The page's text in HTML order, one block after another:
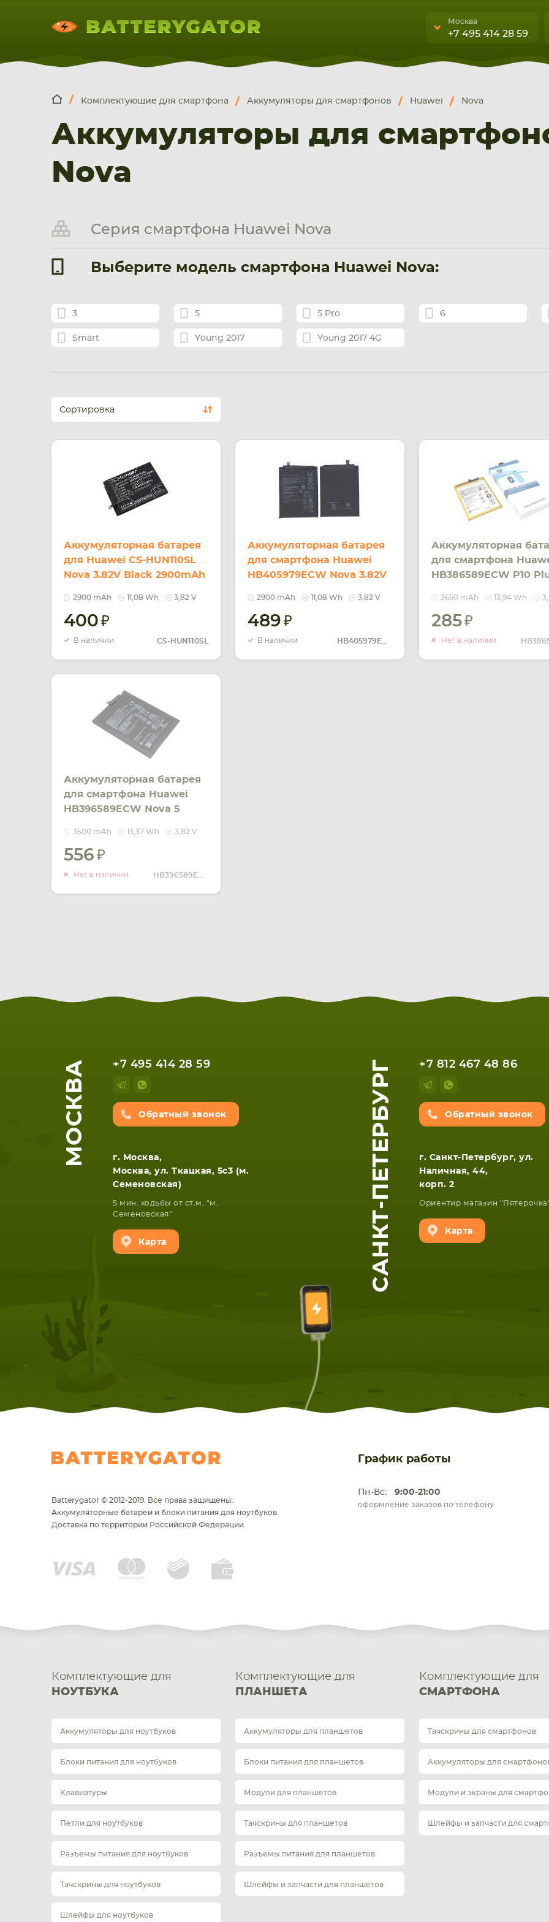
Москва
+7 495 414 28 59
5 мин. ходьбы от ст.м.
“Семеновская”
НОУТБУКА
ПЛАНШЕТА
СМАРТФОНА
СМАРТФОНА
Комплектующие для смартфона Аккумуляторы для смартфонов Huawei Nova
Аккумуляторы для
Nova
Серия смартфона Huawei Nova
Выберите модель смартфона Huawei Nova:
3 5 5 Pro 6
Smart Young 2017 Young 2017 4G
Сортировка
Аккумуляторная батарея
для Huawei CS-HUN110SL
Nova 3.82V Black 2900mAh
2900 mAh 11,08 Wh 3,82 V
400
В наличии CS-HUN110SL
Аккумуляторная батарея
для смартфона Huawei
HB405979ECW Nova 3.82V
2900 mAh 11,08 Wh 3,82 V
489
В наличии
Аккумуляторная
для смартфона
HB386589ECW P10
3650 mAh 13,94 Wh
285
Нет в наличии
О
Аккумуляторная батарея
для смартфона Huawei
HB396589ECW Nova 5
3500 mAh 13,37 Wh 3,82 V
556
Нет в наличии
О НАЛИЧИИ
МОСКВА +7 495 414 28 59
Обратный звонок
г. Москва,
Москва, ул. Ткацкая, 5с3 (м.
Семеновская)
5 мин. ходьбы от ст.м. “м.
Семеновская”
Карта САНКТ-ПЕТЕРБУРГ +7 812 467 48 86
Обратный звонок
г. Санкт-Петербург, ул.
Наличная, 44,
корп. 2
Ориентир магазин
Карта
График работы
Пн-Вс: 9:00-21:00
оформление заказов по телефону
Batterygator © 2012-2019. Все права защищены.
Аккумуляторные батареи и блоки питания для ноутбуков.
Доставка по территории Российской Федерации
Комплектующие для
НОУТБУКА
Аккумуляторы для ноутбуков
Блоки питания для ноутбуков
Клавиатуры
Петли для ноутбуков
Разъемы питания для ноутбуков
Тачскрины для ноутбуков
Шлейфы для ноутбуков
Комплектующие для
ПЛАНШЕТА
Аккумуляторы для планшетов
Блоки питания для планшетов
Модули для планшетов
Тачскрины для планшетов
Разъемы питания для планшетов
Шлейфы и запчасти для планшетов
Комплектующие для
СМАРТФОНА
Тачскрины для смартфонов
Аккумуляторы для
Модули и экраны для
Шлейфы и запчасти для